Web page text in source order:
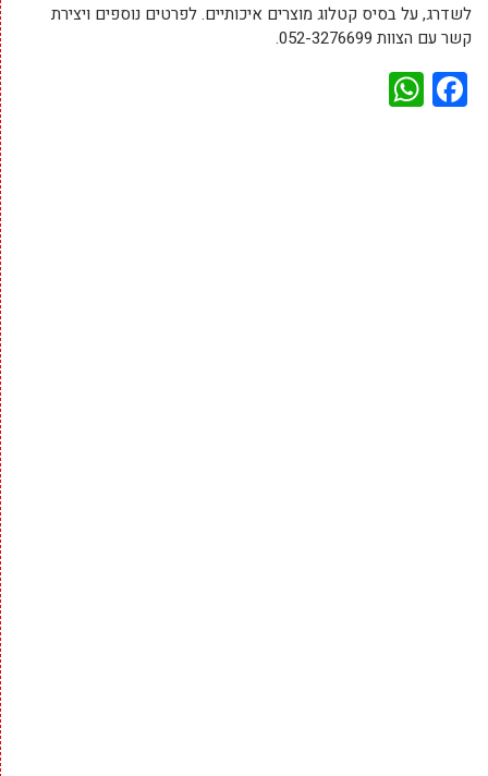
לשדרג, על בסיס קטלוג מוצרים ‏איכותיים. לפרטים נוספים ויצירת
קשר עם הצוות 052-3276699.
Facebook